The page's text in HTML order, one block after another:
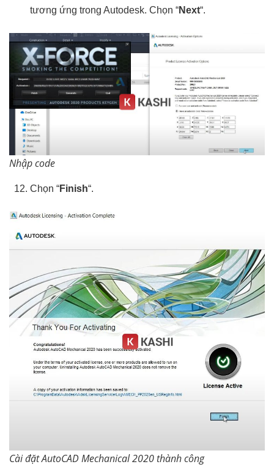
tương ứng trong Autodesk. Chọn “Next“.
Nhập code
Chọn “Finish“.
Cài đặt AutoCAD Mechanical 2020 thành công